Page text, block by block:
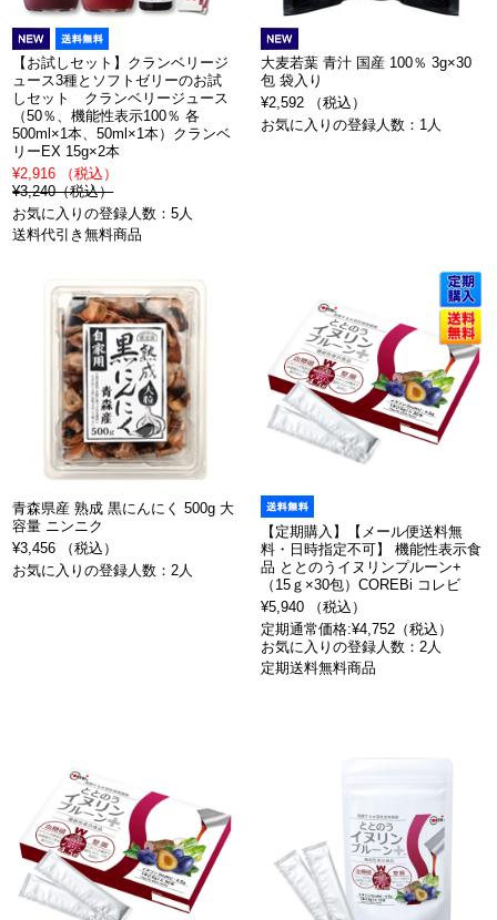
【お試しセット】クランベリージ
ュース3種とソフトゼリーのお試
しセット クランベリージュース
（50％、機能性表示100％ 各
500ml×1本、50ml×1本）クランベ
リーEX 15g×2本
¥2,916 （税込）
¥3,240（税込）
お気に入りの登録人数：5人
送料代引き無料商品
大麦若葉 青汁 国産 100％ 3g×30
包 袋入り
¥2,592 （税込）
お気に入りの登録人数：1人
青森県産 熟成 黒にんにく 500g 大
容量 ニンニク
¥3,456 （税込）
お気に入りの登録人数：2人
【定期購入】【メール便送料無
料・日時指定不可】 機能性表示食
品 ととのうイヌリンプルーン+
（15ｇ×30包）COREBi コレビ
¥5,940 （税込）
定期通常価格:¥4,752（税込）
お気に入りの登録人数：2人
定期送料無料商品